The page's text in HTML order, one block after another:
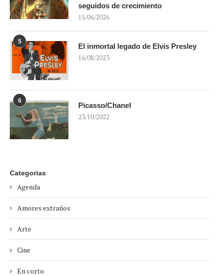
seguidos de crecimiento
15/06/2026
5
El inmortal legado de Elvis Presley
16/08/2023
6
Picasso/Chanel
23/10/2022
Categorias
Agenda
Amores extraños
Arte
Cine
En corto